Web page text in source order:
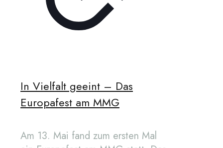
In Vielfalt geeint – Das
Europafest am MMG
Am 13. Mai fand zum ersten Mal